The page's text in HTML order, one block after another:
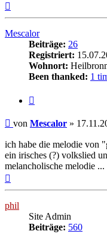
Mescalor
Beiträge: 26
Registriert:
Wohnort:
Been thanked: 1
Beitrag
von Mescalor »
ich habe die melodie von
ein irisches (?) volkslied
melancholische melodie
phil
Site Admin
Beiträge: 560